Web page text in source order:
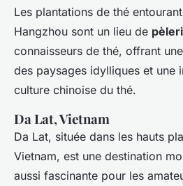
Les plantations de thé
Hangzhou sont un lieu de
connaisseurs de thé, offrant
des paysages idylliques et une
culture chinoise du thé.
Da Lat, Vietnam
Da Lat, située dans les hauts
Vietnam, est une destination
aussi fascinante pour les